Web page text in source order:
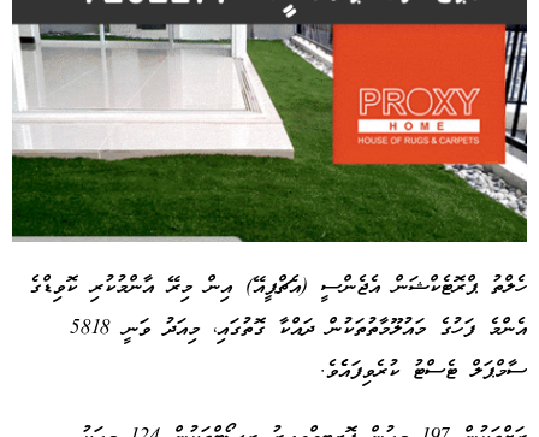
Advertisement
ހެލްތު ޕްރޮޓެކްޝަން އެޖެންސީ (އެޗްޕީއޭ) އިން މިރޭ އާންމުކުރި ކޮވިޑްގެ
އެންމެ ފަހުގެ މައުލޫމާތުތަކުން ދައްކާ ގޮތުގައި، މިއަދު ވަނީ 5818
ސާމްޕަލް ޓެސްޓު ކުރެވިފައެެވެ.